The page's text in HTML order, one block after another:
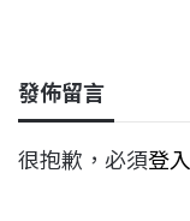
發佈留言
很抱歉，必須登入